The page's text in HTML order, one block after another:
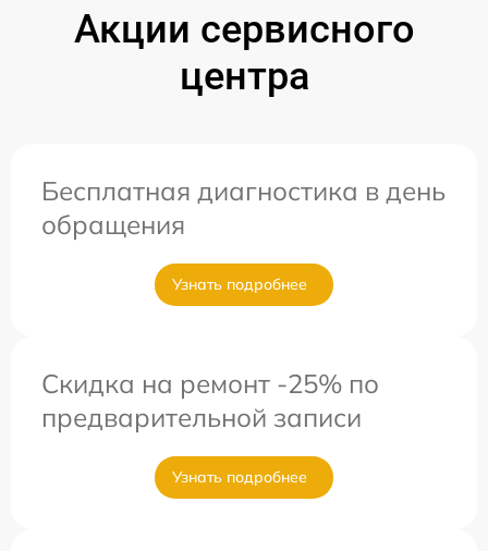
Акции сервисного
центра
Бесплатная диагностика в день
обращения
Узнать подробнее
Скидка на ремонт -25% по
предварительной записи
Узнать подробнее